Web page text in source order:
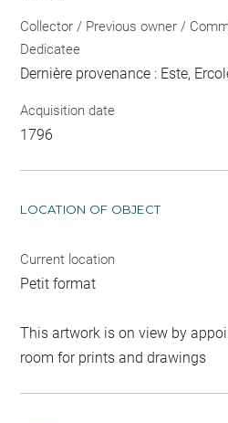
Collector / Previous owner /
Dedicatee
Dernière provenance : Este,
Acquisition date
1796
LOCATION OF OBJECT
Current location
Petit format
This artwork is on view by
room for prints and drawings